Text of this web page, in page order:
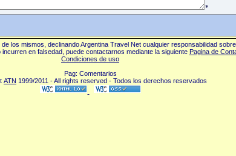
*
los mismos, declinando Argentina Travel Net cualquier responsabilidad
en falsedad, puede contactarnos mediante la siguiente Pagina de
Condiciones de uso
Pag: Comentarios
ATN 1999/2011 - All rights reserved - Todos los derechos reservados